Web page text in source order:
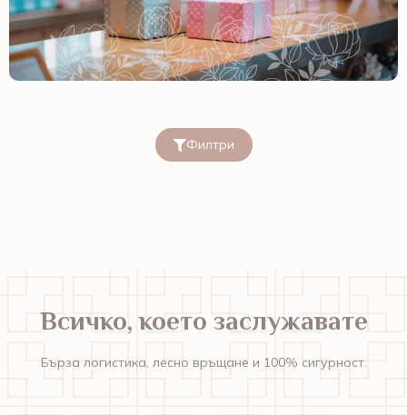
Филтри
Всичко, което заслужавате
Бърза логистика, лесно връщане и 100% сигурност.